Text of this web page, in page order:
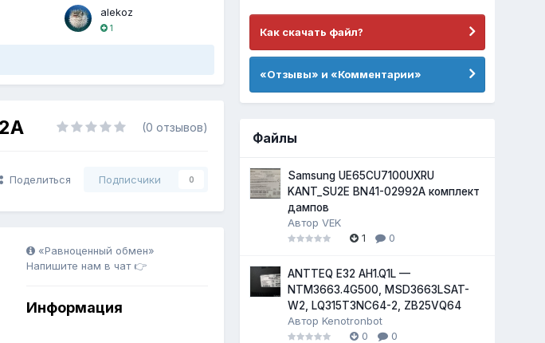
alekoz
1
(0 отзывов)
Поделиться Подписчики 0
«Равноценный обмен»
Напишите нам в чат 👉
Информация
Как скачать файл?
«Отзывы» и «Комментарии»
Файлы
Samsung UE65CU7100UXRU
KANT_SU2E BN41-02992A комплект
дампов
АвторVEK
1
0
ANTTEQ E32 AH1.Q1L —
NTM3663.4G500, MSD3663LSAT-
W2, LQ315T3NC64-2, ZB25VQ64
АвторKenotronbot
0
0